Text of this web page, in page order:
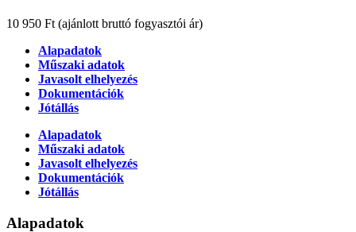
10 950 Ft (ajánlott bruttó fogyasztói ár)
Alapadatok
Műszaki adatok
Javasolt elhelyezés
Dokumentációk
Jótállás
Alapadatok
Műszaki adatok
Javasolt elhelyezés
Dokumentációk
Jótállás
Alapadatok